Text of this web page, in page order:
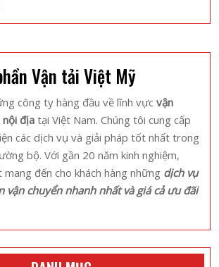
2
Có
Vận tải Việt Mỹ
công ty hàng đầu về lĩnh vực vận
nội địa tại Việt Nam. Chúng tôi cung cấp
các dịch vụ và giải pháp tốt nhất trong
bộ. Với gần 20 năm kinh nghiệm,
đến cho khách hàng những dịch vụ
vận chuyển nhanh nhất và giá cả ưu đãi